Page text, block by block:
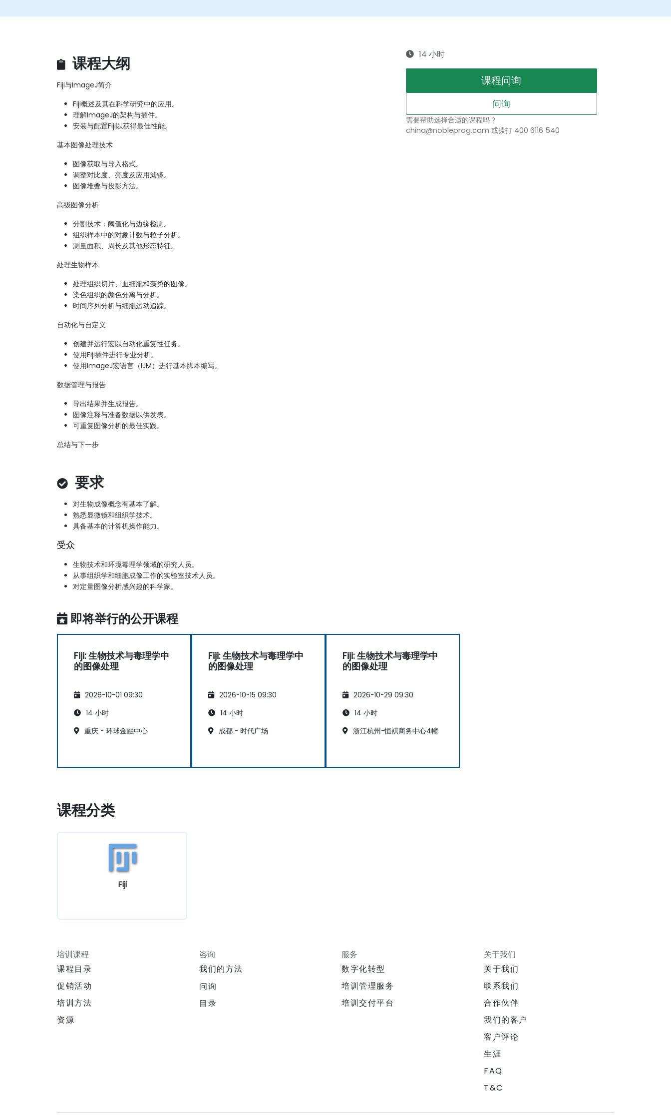
课程大纲
Fiji与ImageJ简介
Fiji概述及其在科学研究中的应用。
理解ImageJ的架构与插件。
安装与配置Fiji以获得最佳性能。
基本图像处理技术
图像获取与导入格式。
调整对比度、亮度及应用滤镜。
图像堆叠与投影方法。
高级图像分析
分割技术：阈值化与边缘检测。
组织样本中的对象计数与粒子分析。
测量面积、周长及其他形态特征。
处理生物样本
处理组织切片、血细胞和藻类的图像。
染色组织的颜色分离与分析。
时间序列分析与细胞运动追踪。
自动化与自定义
创建并运行宏以自动化重复性任务。
使用Fiji插件进行专业分析。
使用ImageJ宏语言（IJM）进行基本脚本编写。
数据管理与报告
导出结果并生成报告。
图像注释与准备数据以供发表。
可重复图像分析的最佳实践。
总结与下一步
要求
对生物成像概念有基本了解。
熟悉显微镜和组织学技术。
具备基本的计算机操作能力。
受众
生物技术和环境毒理学领域的研究人员。
从事组织学和细胞成像工作的实验室技术人员。
对定量图像分析感兴趣的科学家。
14 小时
课程问询
问询
需要帮助选择合适的课程吗？
china@nobleprog.com 或拨打 400 6116 540
即将举行的公开课程
Fiji: 生物技术与毒理学中
的图像处理
2026-10-01 09:30
14 小时
重庆 - 环球金融中心
Fiji: 生物技术与毒理学中
的图像处理
2026-10-15 09:30
14 小时
成都 - 时代广场
Fiji: 生物技术与毒理学中
的图像处理
2026-10-29 09:30
14 小时
浙江杭州-恒褀商务中心4幢
课程分类
Fiji
培训课程
课程目录
促销活动
培训方法
资源
咨询
我们的方法
问询
目录
服务
数字化转型
培训管理服务
培训交付平台
关于我们
关于我们
联系我们
合作伙伴
我们的客户
客户评论
生涯
FAQ
T&C